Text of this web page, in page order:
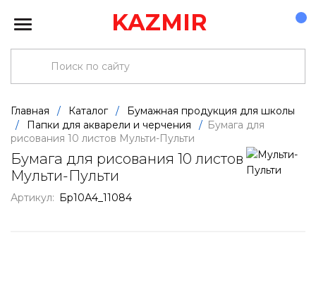
KAZMIR
Главная / Каталог /
Бумажная продукция для школы
/
Папки для акварели и черчения / Бумага для
рисования 10 листов Мульти-Пульти
Бумага для рисования 10 листов
Мульти-Пульти
Артикул: Бр10А4_11084